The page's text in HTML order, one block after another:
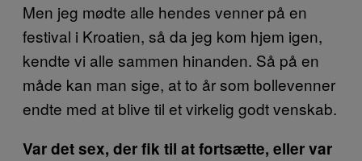
Men jeg mødte alle hendes venner på en
festival i Kroatien, så da jeg kom hjem igen,
kendte vi alle sammen hinanden. Så på en
måde kan man sige, at to år som bollevenner
endte med at blive til et virkelig godt venskab.
Var det sex, der fik til at fortsætte, eller var